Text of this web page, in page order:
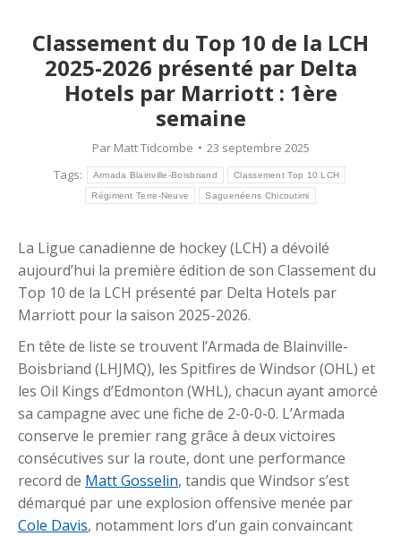
Classement du Top 10 de la LCH
2025-2026 présenté par Delta
Hotels par Marriott : 1ère
semaine
Par Matt Tidcombe
23 septembre 2025
Tags:
Armada Blainville-Boisbriand Classement Top 10 LCH
Régiment Terre-Neuve Saguenéens Chicoutimi
La Ligue canadienne de hockey (LCH) a dévoilé
aujourd’hui la première édition de son Classement du
Top 10 de la LCH présenté par Delta Hotels par
Marriott pour la saison 2025-2026.
En tête de liste se trouvent l’Armada de Blainville-
Boisbriand (LHJMQ), les Spitfires de Windsor (OHL) et
les Oil Kings d’Edmonton (WHL), chacun ayant amorcé
sa campagne avec une fiche de 2-0-0-0. L’Armada
conserve le premier rang grâce à deux victoires
consécutives sur la route, dont une performance
record de Matt Gosselin, tandis que Windsor s’est
démarqué par une explosion offensive menée par
Cole Davis, notamment lors d’un gain convaincant